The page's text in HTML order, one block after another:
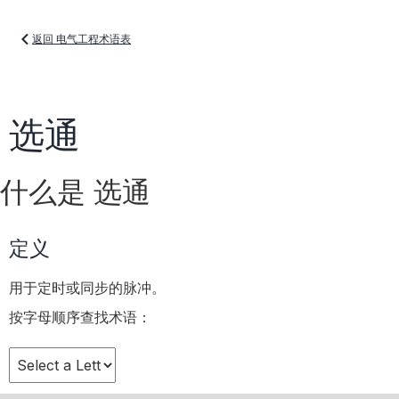
返回 电气工程术语表
选通
什么是 选通
定义
用于定时或同步的脉冲。
按字母顺序查找术语：